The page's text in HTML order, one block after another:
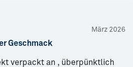
März 2026
Geschmack
verpackt an , überpünktlich